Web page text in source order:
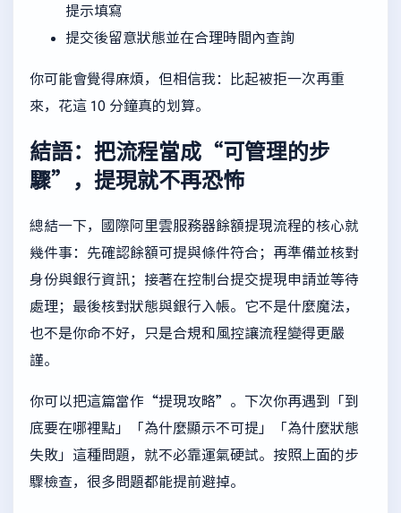
提示填寫
提交後留意狀態並在合理時間內查詢
你可能會覺得麻煩，但相信我：比起被拒一次再重
來，花這 10 分鐘真的划算。
結語：把流程當成“可管理的步
驟”，提現就不再恐怖
總結一下，國際阿里雲服務器餘額提現流程的核心就
幾件事：先確認餘額可提與條件符合；再準備並核對
身份與銀行資訊；接著在控制台提交提現申請並等待
處理；最後核對狀態與銀行入帳。它不是什麼魔法，
也不是你命不好，只是合規和風控讓流程變得更嚴
謹。
你可以把這篇當作“提現攻略”。下次你再遇到「到
底要在哪裡點」「為什麼顯示不可提」「為什麼狀態
失敗」這種問題，就不必靠運氣硬試。按照上面的步
驟檢查，很多問題都能提前避掉。